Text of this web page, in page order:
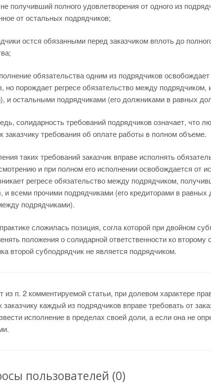
получивший полного удовлетворения от одного из
от остальных подрядчиков;
остся обязанными перед заказчиком вплоть до
обязательства одним из подрядчиков
но порождает регресе обязательство между
и остальными подрядчиками (его должниками в равных
солидарность требований подрядчиков означает, что
заказчику требования об оплате работы в полном объеме.
таких требований заказчик вправе исполнять
и при полном его исполнении освобождается от
регресе обязательство между подрядчиком,
и всеми прочими подрядчиками (его кредиторами в равных
подрядчиками).
сложилась позиция, согла которой при двойном
положения о солидарной ответственности ко второму
второй субподрядчик не является подрядчиком.
из п. 2 комментируемой статьи, при долевом характере
каждый из подрядчиков вправе требовать от
исполнение в пределах своей доли, а если она не
пользователей (0)